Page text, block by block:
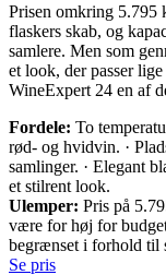
Prisen omkring 5.795
flaskers skab, og
samlere. Men som
et look, der passer
WineExpert 24 en af
Fordele: To
rød- og hvidvin. ·
samlinger. · Elegant
et stilrent look.
Ulemper: Pris på
være for høj for
begrænset i forhold til
Se pris